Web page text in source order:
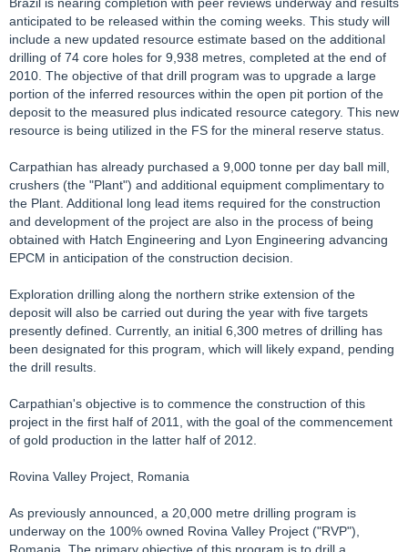
anticipated to be released within the coming weeks. This study will
include a new updated resource estimate based on the additional
drilling of 74 core holes for 9,938 metres, completed at the end of
2010. The objective of that drill program was to upgrade a large
portion of the inferred resources within the open pit portion of the
deposit to the measured plus indicated resource category. This new
resource is being utilized in the FS for the mineral reserve status.
Carpathian has already purchased a 9,000 tonne per day ball mill,
crushers (the "Plant") and additional equipment complimentary to
the Plant. Additional long lead items required for the construction
and development of the project are also in the process of being
obtained with Hatch Engineering and Lyon Engineering advancing
EPCM in anticipation of the construction decision.
Exploration drilling along the northern strike extension of the
deposit will also be carried out during the year with five targets
presently defined. Currently, an initial 6,300 metres of drilling has
been designated for this program, which will likely expand, pending
the drill results.
Carpathian's objective is to commence the construction of this
project in the first half of 2011, with the goal of the commencement
of gold production in the latter half of 2012.
Rovina Valley Project, Romania
As previously announced, a 20,000 metre drilling program is
underway on the 100% owned Rovina Valley Project ("RVP"),
Romania. The primary objective of this program is to drill a